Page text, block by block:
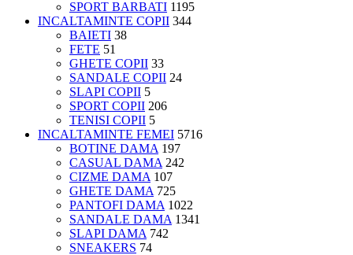
SPORT BARBATI 1195
INCALTAMINTE COPII 344
BAIETI 38
FETE 51
GHETE COPII 33
SANDALE COPII 24
SLAPI COPII 5
SPORT COPII 206
TENISI COPII 5
INCALTAMINTE FEMEI 5716
BOTINE DAMA 197
CASUAL DAMA 242
CIZME DAMA 107
GHETE DAMA 725
PANTOFI DAMA 1022
SANDALE DAMA 1341
SLAPI DAMA 742
SNEAKERS 74